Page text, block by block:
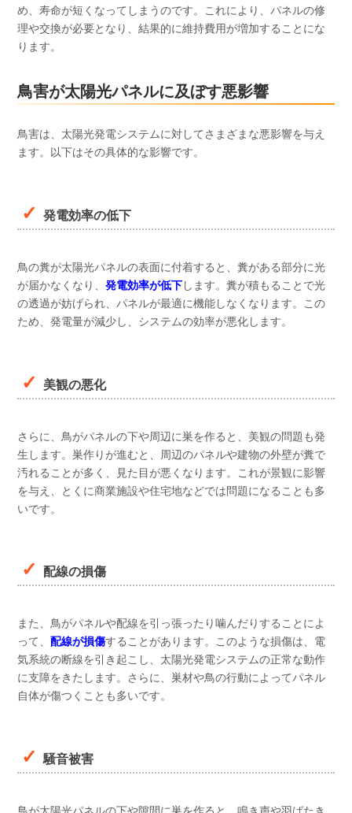
め、寿命が短くなってしまうのです。これにより、パネルの修
理や交換が必要となり、結果的に維持費用が増加することにな
ります。
鳥害が太陽光パネルに及ぼす悪影響
鳥害は、太陽光発電システムに対してさまざまな悪影響を与え
ます。以下はその具体的な影響です。
発電効率の低下
鳥の糞が太陽光パネルの表面に付着すると、糞がある部分に光
が届かなくなり、 発電効率が低下します。糞が積もることで光
の透過が妨げられ、パネルが最適に機能しなくなります。この
ため、発電量が減少し、システムの効率が悪化します。
美観の悪化
さらに、鳥がパネルの下や周辺に巣を作ると、美観の問題も発
生します。巣作りが進むと、周辺のパネルや建物の外壁が糞で
汚れることが多く、見た目が悪くなります。これが景観に影響
を与え、とくに商業施設や住宅地などでは問題になることも多
いです。
配線の損傷
また、鳥がパネルや配線を引っ張ったり噛んだりすることによ
って、 配線が損傷することがあります。このような損傷は、電
気系統の断線を引き起こし、太陽光発電システムの正常な動作
に支障をきたします。さらに、巣材や鳥の行動によってパネル
自体が傷つくことも多いです。
騒音被害
鳥が太陽光パネルの下や隙間に巣を作ると、鳴き声や羽ばたき